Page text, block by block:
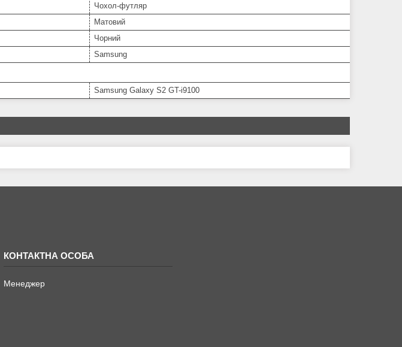
Чохол-футляр
Матовий
Чорний
Samsung
Samsung Galaxy S2 GT-i9100
Менеджер